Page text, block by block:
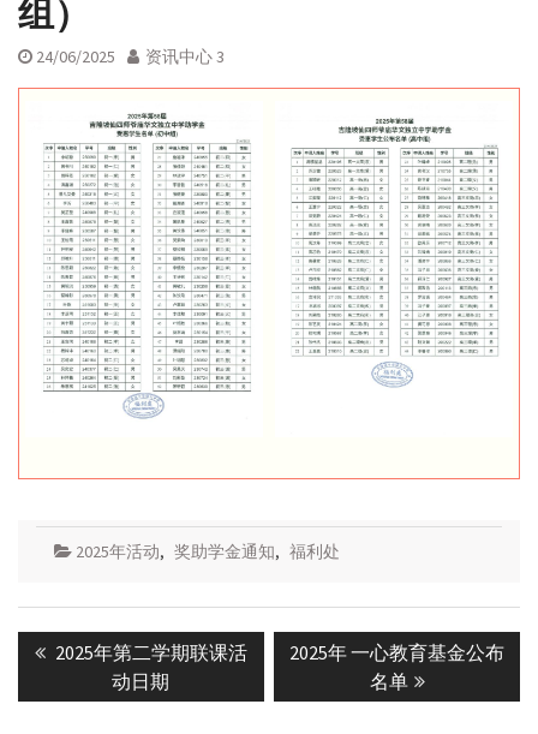
组）
24/06/2025 资讯中心 3
2025年活动, 奖助学金通知, 福利处
navigation
Previous
2025年第二学期联课活
动日期
Next
2025年 一心教育基金公布
名单